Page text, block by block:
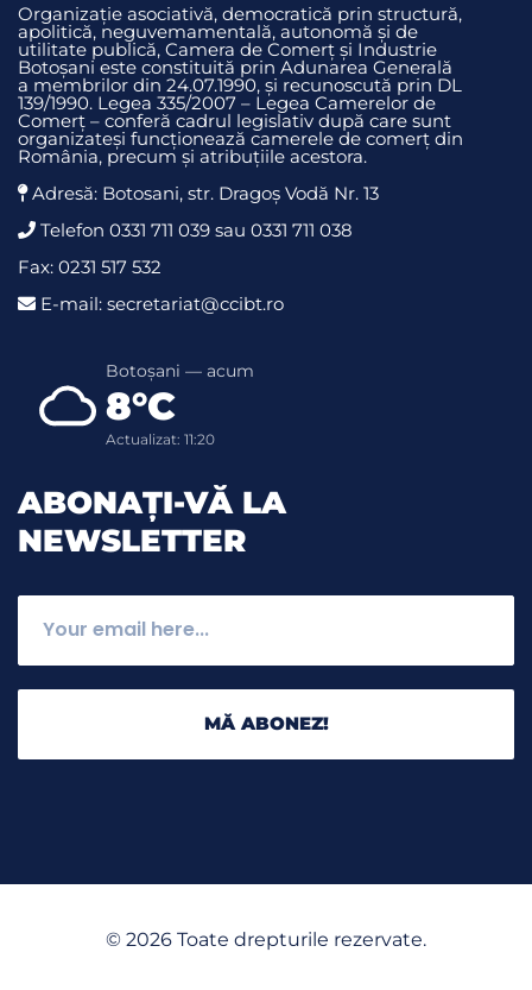
Organizație asociativă, democratică prin structură,
apolitică, neguvemamentală, autonomă și de
utilitate publică, Camera de Comerț și Industrie
Botoșani este constituită prin Adunarea Generală
a membrilor din 24.07.1990, și recunoscută prin DL
139/1990. Legea 335/2007 – Legea Camerelor de
Comerț – conferă cadrul legislativ după care sunt
organizateși funcționează camerele de comerț din
România, precum și atribuțiile acestora.
Adresă: Botosani, str. Dragoş Vodă Nr. 13
Telefon 0331 711 039 sau 0331 711 038
Fax: 0231 517 532
E-mail: secretariat@ccibt.ro
Botoșani — acum
8°C
Actualizat: 11:20
ABONAȚI-VĂ LA
NEWSLETTER
MĂ ABONEZ!
© 2026 Toate drepturile rezervate.